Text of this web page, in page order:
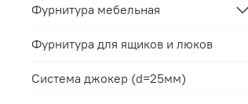
Фурнитура мебельная
Фурнитура для ящиков и люков
Система джокер (d=25мм)